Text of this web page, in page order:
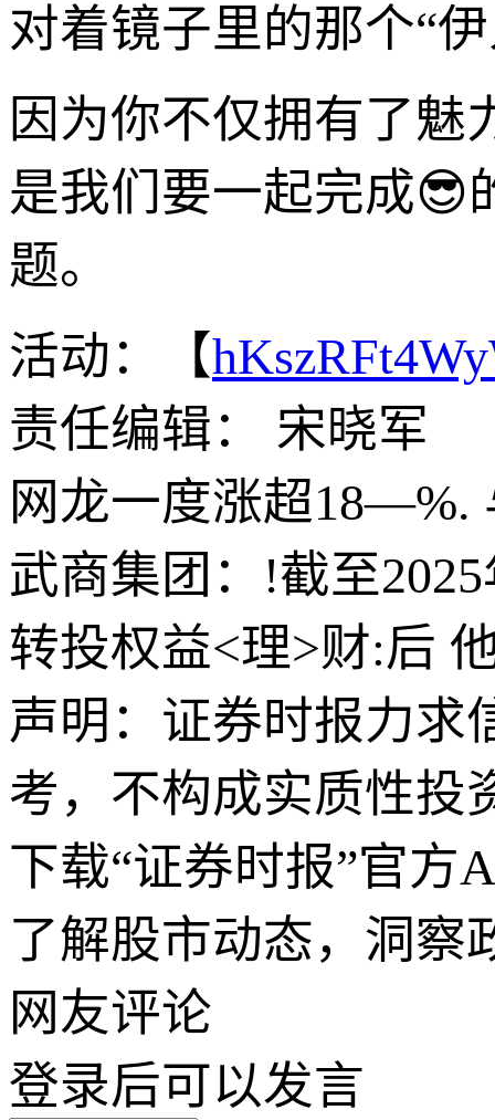
对着镜子里的那个“
因为你不仅拥有了魅
是我们要一起完成😎
题。
活动：【
责任编辑： 宋晓军
网龙一度涨超18—%.
武商集团：!截至
转投权益<理>财:后
声明：证券时报力求
考，不构成实质性投
下载“证券时报”官方
了解股市动态，洞察
网友评论
登录后可以发言